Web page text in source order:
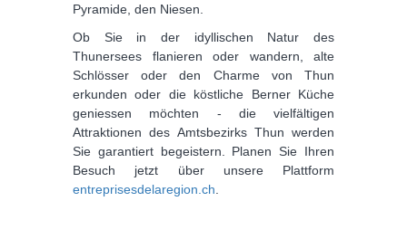
Pyramide, den Niesen.
Ob Sie in der idyllischen Natur des
Thunersees flanieren oder wandern, alte
Schlösser oder den Charme von Thun
erkunden oder die köstliche Berner Küche
geniessen möchten - die vielfältigen
Attraktionen des Amtsbezirks Thun werden
Sie garantiert begeistern. Planen Sie Ihren
Besuch jetzt über unsere Plattform
entreprisesdelaregion.ch